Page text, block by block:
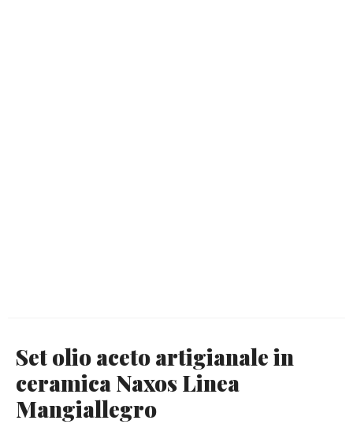
Set olio aceto artigianale in
ceramica Naxos Linea
Mangiallegro